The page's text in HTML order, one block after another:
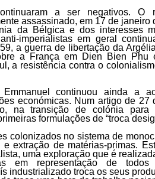
a ser negativos. O
assassinado, em 17 de janeiro
da Bélgica e dos interesses
imperialistas em geral
a guerra de libertação da
a França em Dien Bien Phu
a resistência contra o
continuou ainda a
económicas. Num artigo de 27
na transição de colónia para
formulações de “troca
colonizados no sistema de
extração de matérias-primas.
uma exploração que é
em representação de
industrializado troca os seus